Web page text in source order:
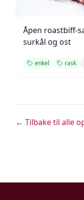
Åpen roastbiff-
surkål og ost
enkel rask
← Tilbake til alle